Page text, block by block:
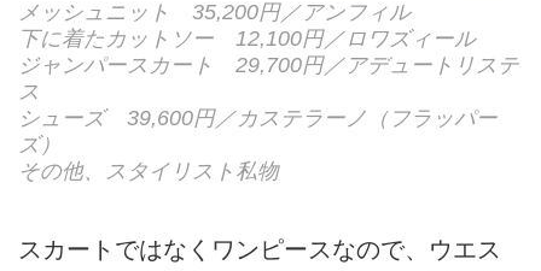
メッシュニット 35,200円／アンフィル
下に着たカットソー 12,100円／ロワズィール
ジャンパースカート 29,700円／アデュートリステ
ス
シューズ 39,600円／カステラーノ（フラッパー
ズ）
その他、スタイリスト私物
スカートではなくワンピースなので、ウエス